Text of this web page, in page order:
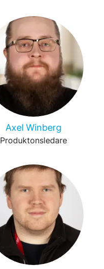
Axel Winberg
Produktonsledare